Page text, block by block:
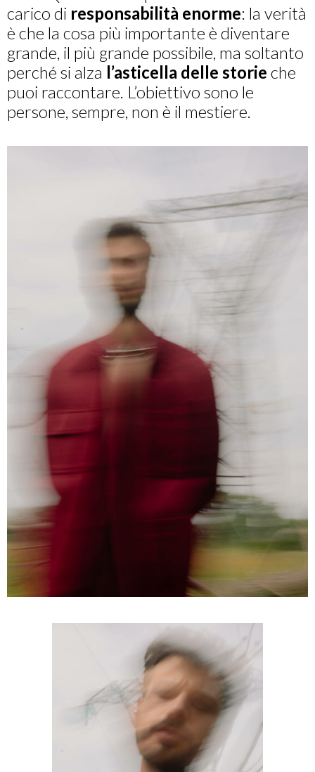
carico di responsabilità enorme: la verità
è che la cosa più importante è diventare
grande, il più grande possibile, ma soltanto
perché si alza l’asticella delle storie che
puoi raccontare. L’obiettivo sono le
persone, sempre, non è il mestiere.